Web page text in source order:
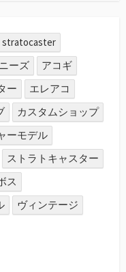
stratocaster
ーズ
アコギ
ー
エレアコ
カスタムショップ
ーモデル
ストラトキャスター
ス
ヴィンテージ